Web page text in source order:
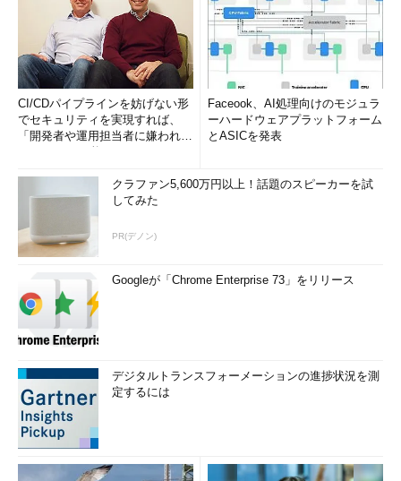
CI/CDパイプラインを妨げない形
でセキュリティを実現すれば、
「開発者や運用担当者に嫌われな
Faceook、AI処理向けのモジュラ
ーハードウェアプラットフォーム
とASICを発表
クラファン5,600万円以上！話題のスピーカーを試
してみた
PR(デノン)
Googleが「Chrome Enterprise 73」をリリース
デジタルトランスフォーメーションの進捗状況を測
定するには